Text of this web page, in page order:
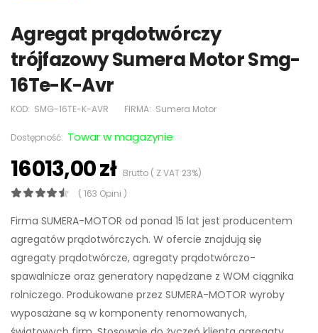
Agregat prądotwórczy
trójfazowy Sumera Motor Smg-
16Te-K-Avr
KOD: SMG-16TE-K-AVR FIRMA: Sumera Motor
Dostępność: Towar w magazynie
16013,00 złBrutto ( Z VAT 23%)
( 163 Opini )
Firma SUMERA-MOTOR od ponad 15 lat jest producentem
agregatów prądotwórczych. W ofercie znajdują się
agregaty prądotwórcze, agregaty prądotwórczo-
spawalnicze oraz generatory napędzane z WOM ciągnika
rolniczego. Produkowane przez SUMERA-MOTOR wyroby
wyposażane są w komponenty renomowanych,